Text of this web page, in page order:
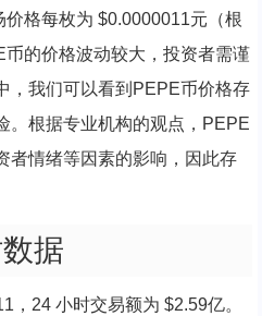
价格每枚为 $0.0000011元（根
的价格波动较大，投资者需谨
，我们可以看到PEPE币价格存
。根据专业机构的观点，PEPE
者情绪等因素的影响，因此存
据
，24 小时交易额为 $2.59亿。